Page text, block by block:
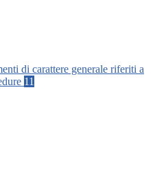
di carattere generale riferiti a
11